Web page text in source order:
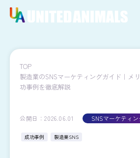
TOP
製造業のSNSマーケティングガイド｜メ
功事例を徹底解説
公開日：2026.06.01 SNSマーケティン
成功事例 製造業SNS